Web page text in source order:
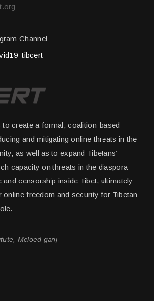
Channel
to create a formal, coalition-based
and mitigating online threats in the
as well as to expand Tibetans’
capacity on threats in the diaspora
and censorship inside Tibet, ultimately
online freedom and security for Tibetan
Mcloed ganj